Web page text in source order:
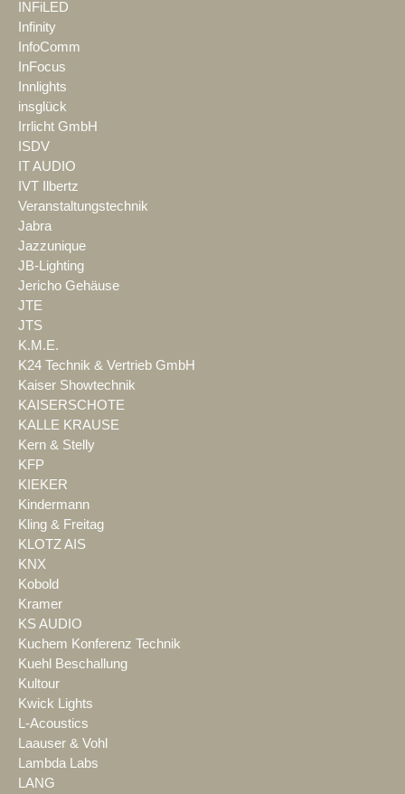
INFiLED
Infinity
InfoComm
InFocus
Innlights
insglück
Irrlicht GmbH
ISDV
IT AUDIO
IVT Ilbertz
Veranstaltungstechnik
Jabra
Jazzunique
JB-Lighting
Jericho Gehäuse
JTE
JTS
K.M.E.
K24 Technik & Vertrieb GmbH
Kaiser Showtechnik
KAISERSCHOTE
KALLE KRAUSE
Kern & Stelly
KFP
KIEKER
Kindermann
Kling & Freitag
KLOTZ AIS
KNX
Kobold
Kramer
KS AUDIO
Kuchem Konferenz Technik
Kuehl Beschallung
Kultour
Kwick Lights
L-Acoustics
Laauser & Vohl
Lambda Labs
LANG